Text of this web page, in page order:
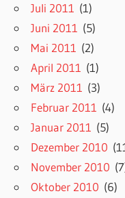
Juli 2011 (1)
Juni 2011 (5)
Mai 2011 (2)
April 2011 (1)
März 2011 (3)
Februar 2011 (4)
Januar 2011 (5)
Dezember 2010
November 2010
Oktober 2010 (6)